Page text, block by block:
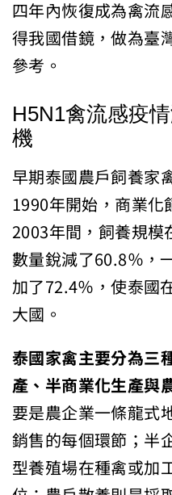
四年內恢復成為禽
得我國借鏡，做為
參考。
H5N1禽流感疫
機
早期泰國農戶飼養家
1990年開始，商業
2003年間，飼養規
數量銳減了60.8％，
加了72.4％，使泰國
大國。
泰國家禽主要分為
產、半商業化生產與
要是農企業一條龍
銷售的每個環節；
型養殖場在種禽或